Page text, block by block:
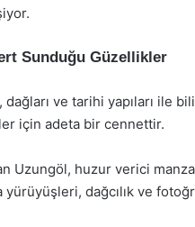
Sunduğu Güzellikler
ve tarihi yapıları ile
için adeta bir cennettir.
Uzungöl, huzur verici
dağcılık ve